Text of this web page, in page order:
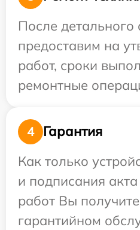
После
предоставим на
работ, сроки
ремонтные
4
Гарантия
Как только
и подписания
работ Вы
гарантийном